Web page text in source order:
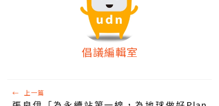
倡議編輯室
← 上一篇